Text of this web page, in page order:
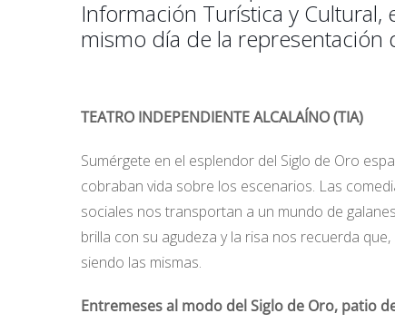
Información Turística y Cultural,
mismo día de la representación
TEATRO INDEPENDIENTE ALCALAÍNO (TIA)
Sumérgete en el esplendor del Siglo de Oro
cobraban vida sobre los escenarios. Las
sociales nos transportan a un mundo de
brilla con su agudeza y la risa nos recuerda
siendo las mismas.
Entremeses al modo del Siglo de Oro, patio